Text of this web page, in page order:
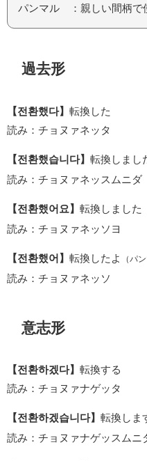
パンマル ：親しい間柄で
過去形
【전환했다】 転換した
読み：チョヌァネッタ
【전환했습니다】 転換しまし
読み：チョヌァネッスムニダ
【전환했어요】 転換しました
読み：チョヌァネッソヨ
【전환했어】 転換したよ （パ
読み：チョヌァネッソ
意志形
【전환하겠다】 転換する
読み：チョヌァナゲッタ
【전환하겠습니다】 転換しま
読み：チョヌァナゲッスムニ